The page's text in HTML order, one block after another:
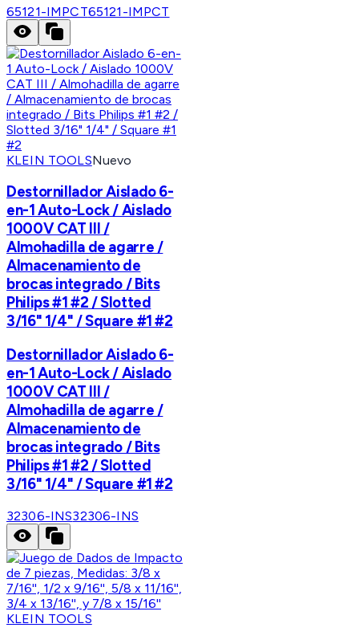
65121-IMPCT65121-IMPCT
KLEIN TOOLSNuevo
Destornillador Aislado 6-
en-1 Auto-Lock / Aislado
1000V CAT III /
Almohadilla de agarre /
Almacenamiento de
brocas integrado / Bits
Philips #1 #2 / Slotted
3/16" 1/4" / Square #1 #2
Destornillador Aislado 6-
en-1 Auto-Lock / Aislado
1000V CAT III /
Almohadilla de agarre /
Almacenamiento de
brocas integrado / Bits
Philips #1 #2 / Slotted
3/16" 1/4" / Square #1 #2
32306-INS32306-INS
KLEIN TOOLS